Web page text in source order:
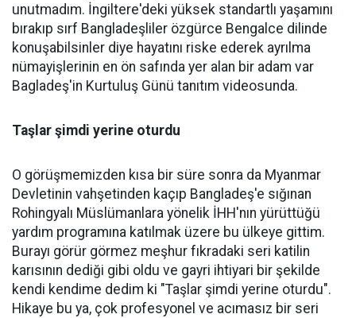
unutmadım. İngiltere'deki yüksek standartlı yaşamını
bırakıp sırf Bangladeşliler özgürce Bengalce dilinde
konuşabilsinler diye hayatını riske ederek ayrılma
nümayişlerinin en ön safında yer alan bir adam var
Bagladeş'in Kurtuluş Günü tanıtım videosunda.
Taşlar şimdi yerine oturdu
O görüşmemizden kısa bir süre sonra da Myanmar
Devletinin vahşetinden kaçıp Bangladeş'e sığınan
Rohingyalı Müslümanlara yönelik İHH'nın yürüttüğü
yardım programına katılmak üzere bu ülkeye gittim.
Burayı görür görmez meşhur fıkradaki seri katilin
karısının dediği gibi oldu ve gayri ihtiyari bir şekilde
kendi kendime dedim ki "Taşlar şimdi yerine oturdu".
Hikaye bu ya, çok profesyonel ve acımasız bir seri